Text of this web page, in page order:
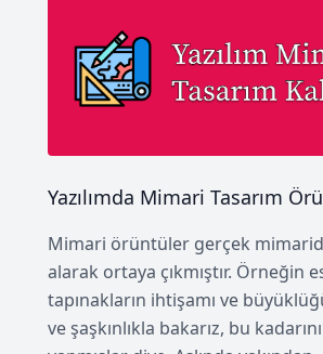
Yazılımda Mimari Tasarım
Mimari örüntüler gerçek
alarak ortaya çıkmıştır. Örneğin
tapınakların ihtişamı ve
ve şaşkınlıkla bakarız, bu